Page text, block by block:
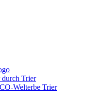
durch Trier
Welterbe Trier